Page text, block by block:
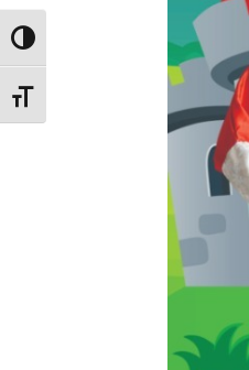
Glisor nivel contrast
Glisor mărime font